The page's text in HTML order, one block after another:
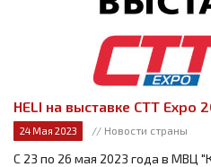
HELI на выставке СТТ Expo
24 Мая 2023 // Новости страны
С 23 по 26 мая 2023 года в МВЦ